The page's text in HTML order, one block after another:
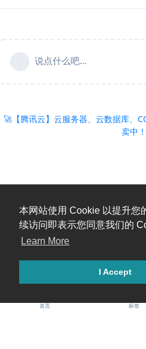
本网站使用 Cookie 以提升您
续访问即表示您同意我们的
Learn More
I Accept
说点什么吧...
🚀【腾讯云】云服务器、云数据库、
卖中！
首页 标签